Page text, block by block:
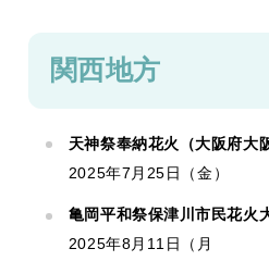
関西地方
天神祭奉納花火（大阪府大
2025年7月25日（金）
亀岡平和祭保津川市民花火
2025年8月11日（月